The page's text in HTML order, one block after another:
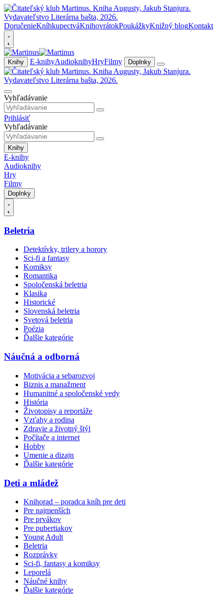
DoručenieKníhkupectváKnihovrátokPoukážkyKnižný blogKontakt
Knihy E-knihyAudioknihyHryFilmy Doplnky
Vyhľadávanie
Prihlásiť
Vyhľadávanie
Knihy
E-knihy
Audioknihy
Hry
Filmy
Doplnky
Beletria
Detektívky, trilery a horory
Sci-fi a fantasy
Komiksy
Romantika
Spoločenská beletria
Klasika
Historické
Slovenská beletria
Svetová beletria
Poézia
Ďalšie kategórie
Náučná a odborná
Motivácia a sebarozvoj
Biznis a manažment
Humanitné a spoločenské vedy
História
Životopisy a reportáže
Vzťahy a rodina
Zdravie a životný štýl
Počítače a internet
Hobby
Umenie a dizajn
Ďalšie kategórie
Deti a mládež
Knihorad – poradca kníh pre deti
Pre najmenších
Pre prvákov
Pre pubertiakov
Young Adult
Beletria
Rozprávky
Sci-fi, fantasy a komiksy
Leporelá
Náučné knihy
Ďalšie kategórie